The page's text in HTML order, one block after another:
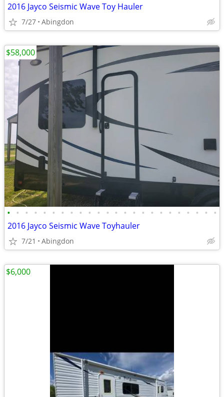
2016 Jayco Seismic Wave Toy Hauler
7/27 Abingdon
• • • • • • • • • • • • • • • • • • • • • • • •
2016 Jayco Seismic Wave Toyhauler
7/21 Abingdon
$58,000
$6,000